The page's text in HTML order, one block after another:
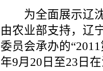
为全面展示辽沈
由农业部支持，辽
委员会承办的
年9月20日至23日